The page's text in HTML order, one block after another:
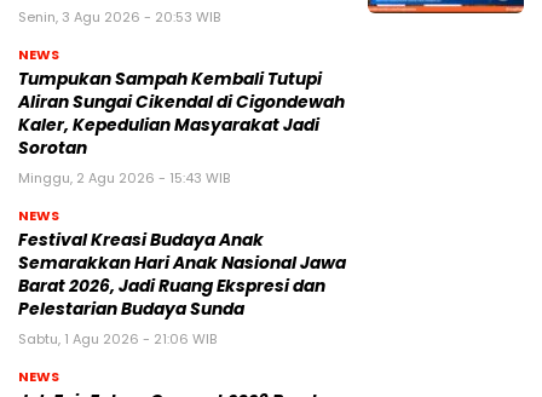
Senin, 3 Agu 2026 - 20:53 WIB
NEWS
Tumpukan Sampah Kembali Tutupi
Aliran Sungai Cikendal di Cigondewah
Kaler, Kepedulian Masyarakat Jadi
Sorotan
Minggu, 2 Agu 2026 - 15:43 WIB
NEWS
Festival Kreasi Budaya Anak
Semarakkan Hari Anak Nasional Jawa
Barat 2026, Jadi Ruang Ekspresi dan
Pelestarian Budaya Sunda
Sabtu, 1 Agu 2026 - 21:06 WIB
NEWS